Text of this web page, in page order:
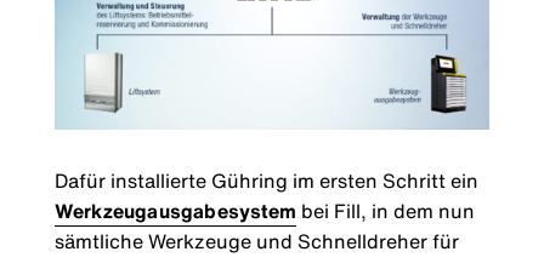
Dafür installierte Gühring im ersten Schritt ein
Werkzeugausgabesystem bei Fill, in dem nun
sämtliche Werkzeuge und Schnelldreher für